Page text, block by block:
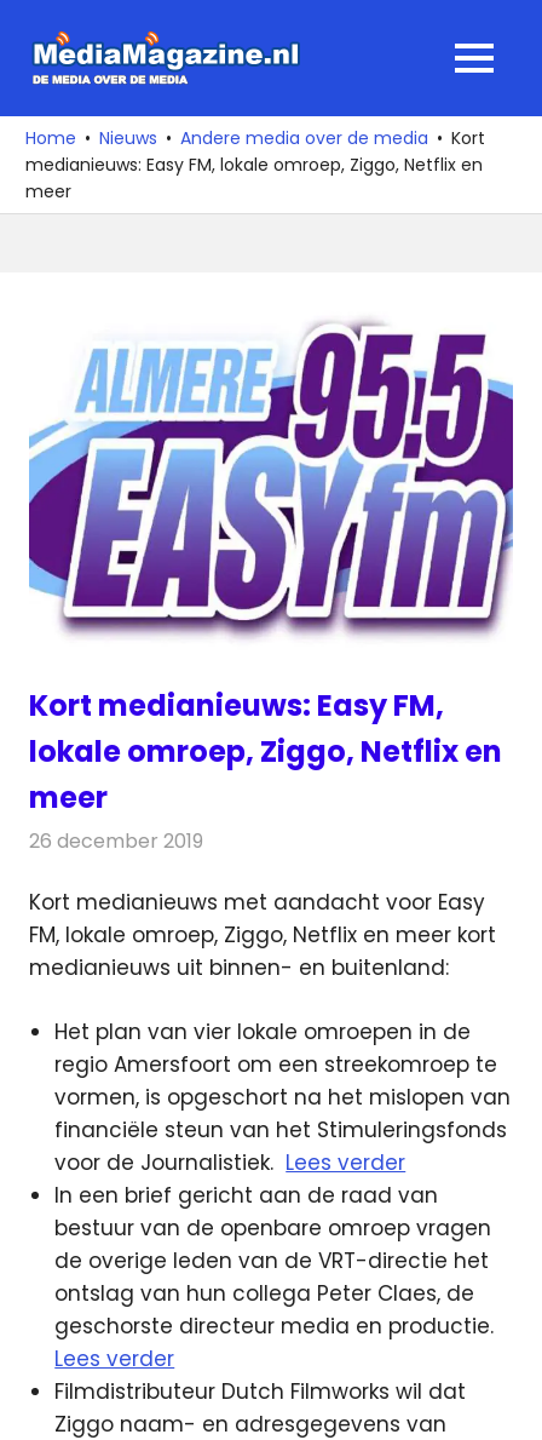
naar
media
over
de
media
MENU
Home Nieuws Andere media over de media
Kort
medianieuws: Easy FM, lokale omroep, Ziggo, Netflix en
meer
Kort medianieuws: Easy FM,
lokale omroep, Ziggo, Netflix en
meer
26 december 2019
Kort medianieuws met aandacht voor Easy
FM, lokale omroep, Ziggo, Netflix en meer kort
medianieuws uit binnen- en buitenland:
Het plan van vier lokale omroepen in de
regio Amersfoort om een streekomroep te
vormen, is opgeschort na het mislopen van
financiële steun van het Stimuleringsfonds
voor de Journalistiek. Lees verder
In een brief gericht aan de raad van
bestuur van de openbare omroep vragen
de overige leden van de VRT-directie het
ontslag van hun collega Peter Claes, de
geschorste directeur media en productie.
Lees verder
Filmdistributeur Dutch Filmworks wil dat
Ziggo naam- en adresgegevens van